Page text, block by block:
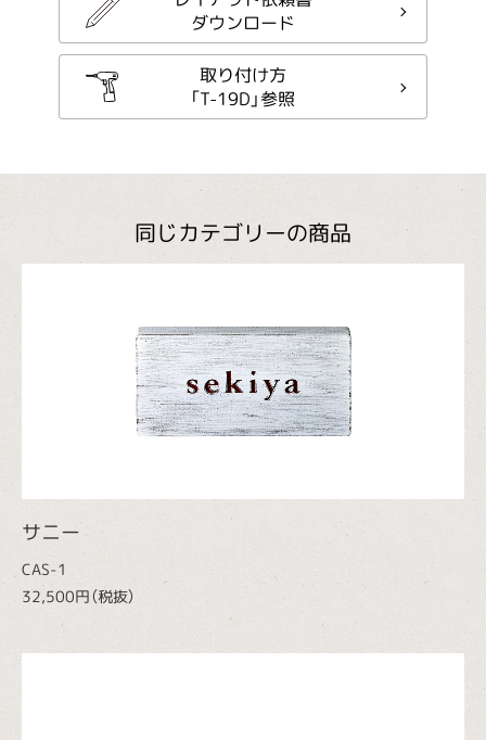
ダウンロード
取り付け方
「T-19D」参照
同じカテゴリーの商品
サニー
CAS-1
32,500円（税抜）